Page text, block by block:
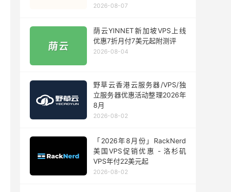
2026-08-07
荫云YINNET新加坡VPS上线
优惠7折月付7美元起附测评
2026-08-04
野草云香港云服务器/VPS/独
立服务器优惠活动整理2026年
8月
2026-08-02
「2026年8月份」RackNerd
美国VPS促销优惠 - 洛杉矶
VPS年付22美元起
2026-08-02